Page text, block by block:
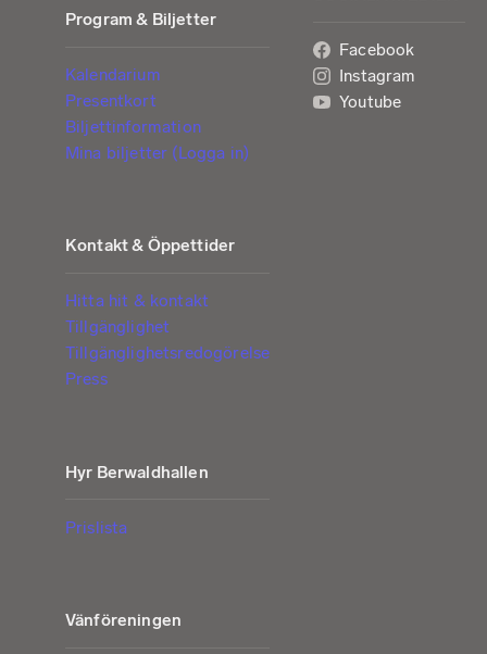
Program & Biljetter
Kalendarium
Presentkort
Biljettinformation
Mina biljetter (Logga in)
Kontakt & Öppettider
Hitta hit & kontakt
Tillgänglighet
Tillgänglighetsredogörelse
Press
Hyr Berwaldhallen
Prislista
Vänföreningen
Facebook
Instagram
Youtube